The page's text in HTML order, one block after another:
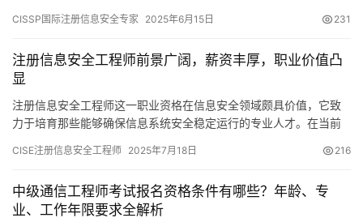
CISSP国际注册信息安全专家 2025年6月15日 231
注册信息安全工程师前景广阔，薪资丰厚，职业价值凸
显
注册信息安全工程师这一职业资格在信息安全领域颇具价值，它致
力于培育那些能够确保信息系统安全稳定运行的专业人才。在当前
CISE注册信息安全工程师 2025年7月18日 216
中级通信工程师考试报名资格条件有哪些？年龄、专
业、工作年限要求全解析